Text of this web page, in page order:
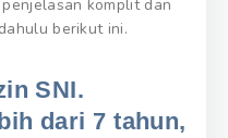
komplit dan
berikut ini.
SNI.
dari 7 tahun,